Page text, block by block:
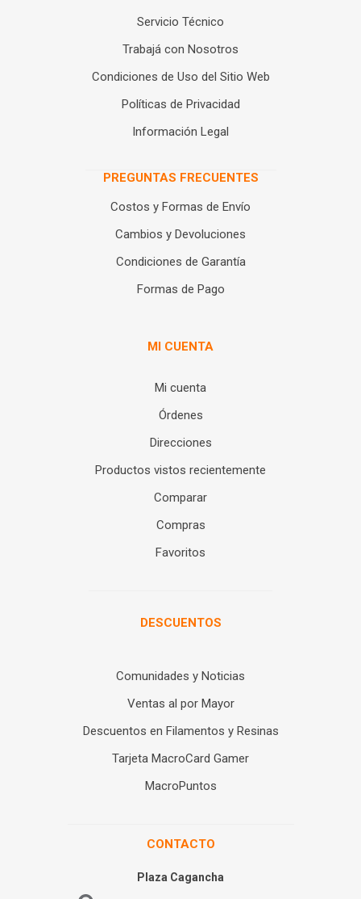
Servicio Técnico
Trabajá con Nosotros
Condiciones de Uso del Sitio Web
Políticas de Privacidad
Información Legal
PREGUNTAS FRECUENTES
Costos y Formas de Envío
Cambios y Devoluciones
Condiciones de Garantía
Formas de Pago
MI CUENTA
Mi cuenta
Órdenes
Direcciones
Productos vistos recientemente
Comparar
Compras
Favoritos
DESCUENTOS
Comunidades y Noticias
Ventas al por Mayor
Descuentos en Filamentos y Resinas
Tarjeta MacroCard Gamer
MacroPuntos
CONTACTO
Plaza Cagancha